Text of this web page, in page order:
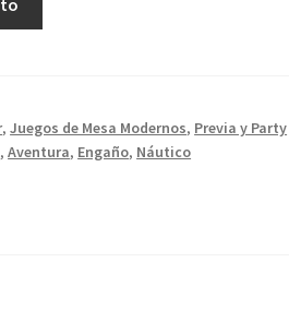
,Juegos de Mesa Modernos, Previa y Party
,Aventura, Engaño, Náutico